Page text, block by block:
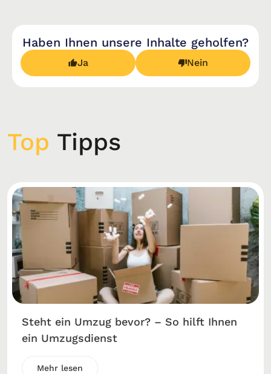
Haben Ihnen unsere Inhalte geholfen?
Ja Nein
Top Tipps
Steht ein Umzug bevor? – So hilft Ihnen
ein Umzugsdienst
Mehr lesen